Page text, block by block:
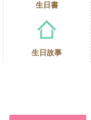
生日書
生日故事